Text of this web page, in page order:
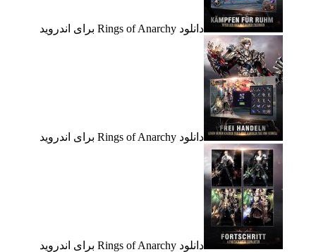
دانلود Rings of Anarchy برای اندروید
دانلود Rings of Anarchy برای اندروید
دانلود Rings of Anarchy برای اندروید